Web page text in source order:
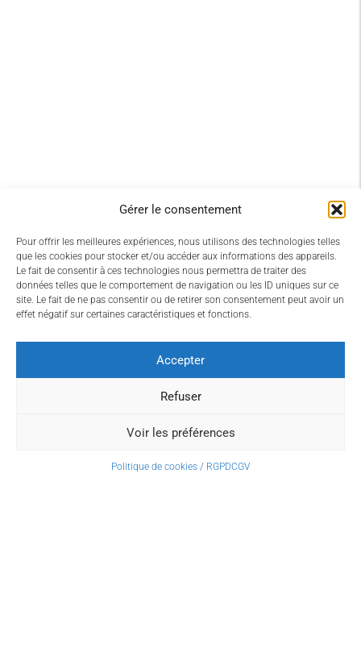
Gérer le consentement
Pour offrir les meilleures expériences, nous utilisons des technologies telles
que les cookies pour stocker et/ou accéder aux informations des appareils.
Le fait de consentir à ces technologies nous permettra de traiter des
données telles que le comportement de navigation ou les ID uniques sur ce
site. Le fait de ne pas consentir ou de retirer son consentement peut avoir un
effet négatif sur certaines caractéristiques et fonctions.
Accepter
Refuser
Voir les préférences
Politique de cookies / RGPDCGV